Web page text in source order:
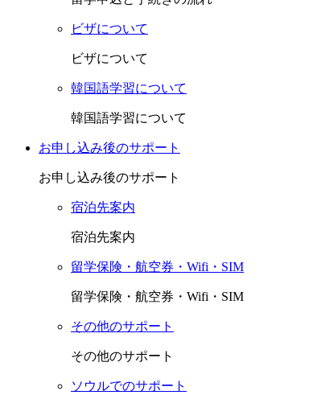
ビザについて
ビザについて
韓国語学習について
韓国語学習について
お申し込み後のサポート
お申し込み後のサポート
宿泊先案内
宿泊先案内
留学保険・航空券・Wifi・SIM
留学保険・航空券・Wifi・SIM
その他のサポート
その他のサポート
ソウルでのサポート